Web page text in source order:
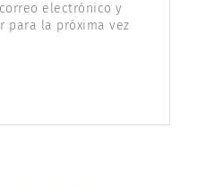
electrónico y
para la próxima vez